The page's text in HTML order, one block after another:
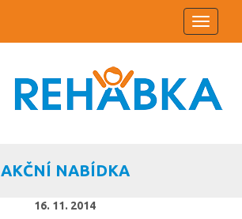
Toggle
AKČNÍ NABÍDKA
16. 11. 2014